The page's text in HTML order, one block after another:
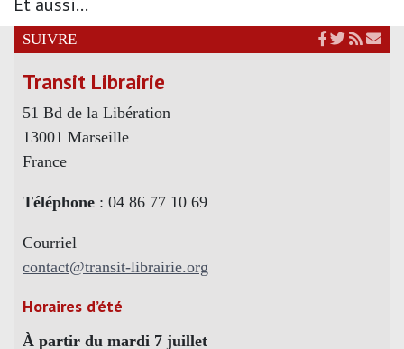
SUIVRE
Transit Librairie
51 Bd de la Libération
13001 Marseille
France
Téléphone : 04 86 77 10 69
Courriel
contact@transit-librairie.org
Horaires d’été
À partir du mardi 7 juillet